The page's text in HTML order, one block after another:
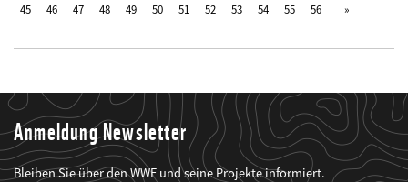
45
46 47 48 49 50 51 52 53 54 55 56
Anmeldung Newsletter
Bleiben Sie über den WWF und seine Projekte informiert.